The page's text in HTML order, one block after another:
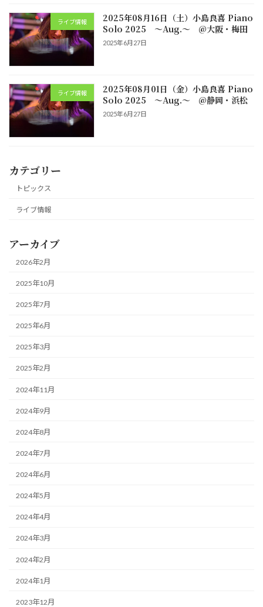
ライブ情報
2025年08月16日（土）小島良喜 Piano
Solo 2025 ～Aug.～ @大阪・梅田
2025年6月27日
ライブ情報
2025年08月01日（金）小島良喜 Piano
Solo 2025 ～Aug.～ @静岡・浜松
2025年6月27日
カテゴリー
トピックス
ライブ情報
アーカイブ
2026年2月
2025年10月
2025年7月
2025年6月
2025年3月
2025年2月
2024年11月
2024年9月
2024年8月
2024年7月
2024年6月
2024年5月
2024年4月
2024年3月
2024年2月
2024年1月
2023年12月